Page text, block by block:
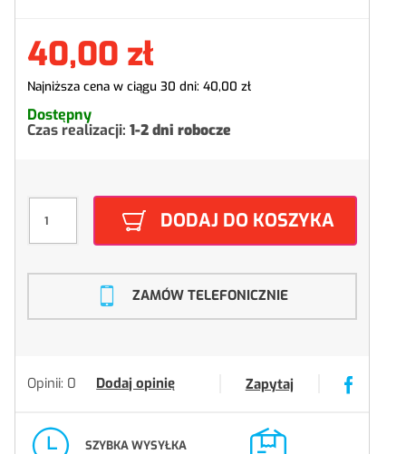
40,00 zł
Najniższa cena w ciągu 30 dni: 40,00 zł
Dostępny
Czas realizacji: 1-2 dni robocze
DODAJ DO KOSZYKA
ZAMÓW TELEFONICZNIE
Opinii: 0 Dodaj opinię Zapytaj
SZYBKA WYSYŁKA